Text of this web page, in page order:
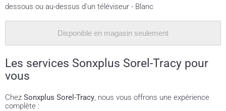
dessous ou au-dessus d'un téléviseur - Blanc
Disponible en magasin seulement
Les services Sonxplus Sorel-Tracy pour
vous
Chez Sonxplus Sorel-Tracy, nous vous offrons une expérience
complète :